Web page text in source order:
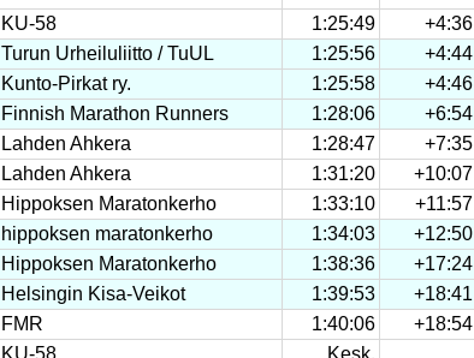
KU-58 1:25:49
+4:36
Turun Urheiluliitto / TuUL 1:25:56
+4:44
Kunto-Pirkat ry. 1:25:58
+4:46
Finnish Marathon Runners 1:28:06
+6:54
Lahden Ahkera 1:28:47
+7:35
Lahden Ahkera 1:31:20
+10:07
Hippoksen Maratonkerho 1:33:10
+11:57
hippoksen maratonkerho 1:34:03
+12:50
Hippoksen Maratonkerho 1:38:36
+17:24
Helsingin Kisa-Veikot 1:39:53
+18:41
FMR 1:40:06
+18:54
KU-58
Kesk.